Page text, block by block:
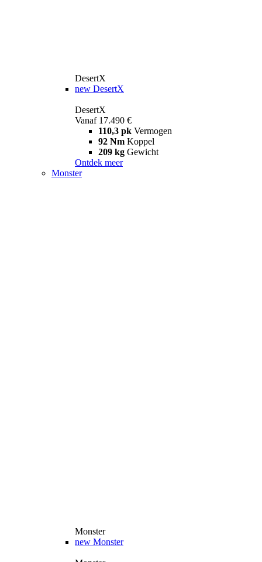
DesertX
new DesertX
DesertX
Vanaf 17.490 €
110,3 pk Vermogen
92 Nm Koppel
209 kg Gewicht
Ontdek meer
Monster
Monster
new Monster